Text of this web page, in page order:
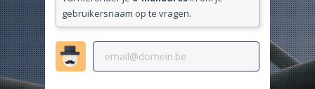
gebruikersnaam op te vragen.